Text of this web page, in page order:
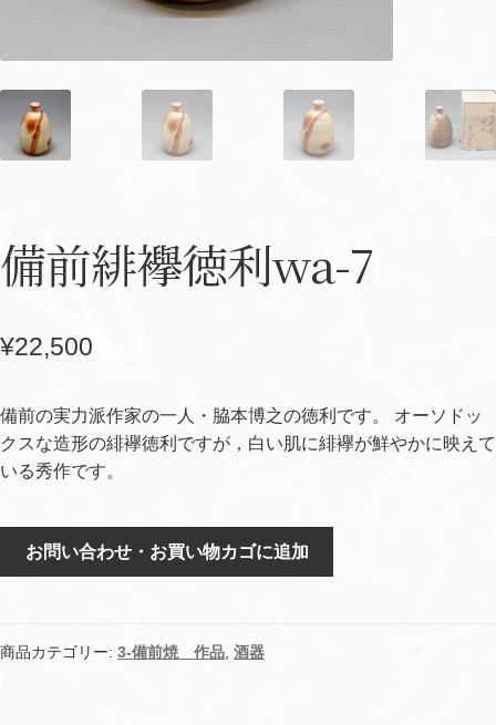
備前緋襷徳利wa-7
¥22,500
備前の実力派作家の一人・脇本博之の徳利です。 オーソドッ
クスな造形の緋襷徳利ですが，白い肌に緋襷が鮮やかに映えて
いる秀作です。
徳
お問い合わせ・お買い物カゴに追加
商品カテゴリー: 3-備前焼 作品 酒器